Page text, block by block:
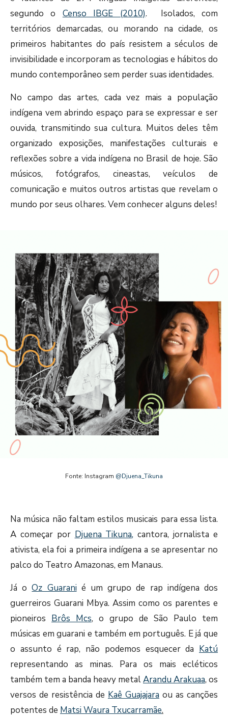
segundo o Censo IBGE (2010). Isolados, com
territórios demarcadas, ou morando na cidade, os
primeiros habitantes do país resistem a séculos de
invisibilidade e incorporam as tecnologias e hábitos do
mundo contemporâneo sem perder suas identidades.
No campo das artes, cada vez mais a população
indígena vem abrindo espaço para se expressar e ser
ouvida, transmitindo sua cultura. Muitos deles têm
organizado exposições, manifestações culturais e
reflexões sobre a vida indígena no Brasil de hoje. São
músicos, fotógrafos, cineastas, veículos de
comunicação e muitos outros artistas que revelam o
mundo por seus olhares. Vem conhecer alguns deles!
Fonte: Instagram @Djuena_Tikuna
Na música não faltam estilos musicais para essa lista.
A começar por Djuena Tikuna, cantora, jornalista e
ativista, ela foi a primeira indígena a se apresentar no
palco do Teatro Amazonas, em Manaus.
Já oOz Guaranié um grupo de rap indígena dos
guerreiros Guarani Mbya. Assim como os parentes e
pioneiros Brôs Mcs, o grupo de São Paulo tem
músicas em guarani e também em português. E já que
o assunto é rap, não podemos esquecer da Katú
representando as minas. Para os mais ecléticos
também tem a banda heavy metalArandu Arakuaa, os
versos de resistência de Kaê Guajajara ou as canções
potentes de Matsi Waura Txucarramãe.